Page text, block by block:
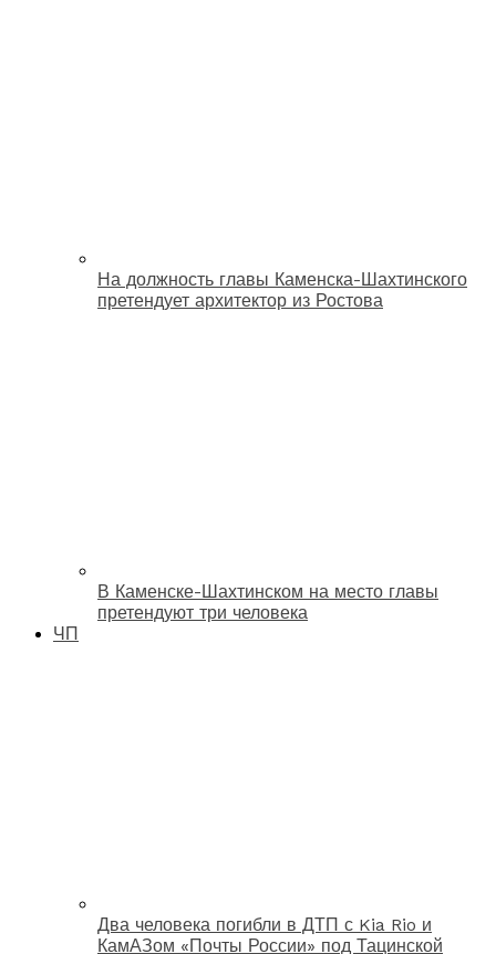
На должность главы Каменска-Шахтинского
претендует архитектор из Ростова
В Каменске-Шахтинском на место главы
претендуют три человека
ЧП
Два человека погибли в ДТП с Kia Rio и
КамАЗом «Почты России» под Тацинской